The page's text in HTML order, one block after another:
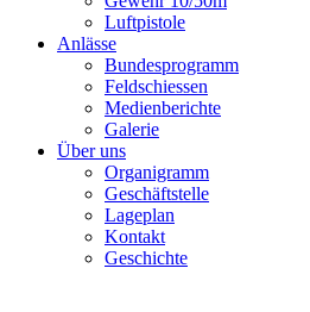
Luftpistole
Anlässe
Bundesprogramm
Feldschiessen
Medienberichte
Galerie
Über uns
Organigramm
Geschäftstelle
Lageplan
Kontakt
Geschichte